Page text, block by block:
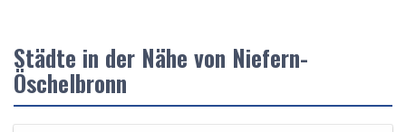
Städte in der Nähe von Niefern-
Öschelbronn